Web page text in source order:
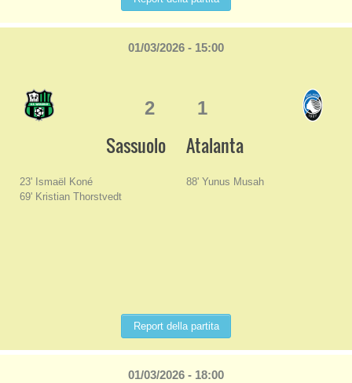
01/03/2026 - 15:00
2
Sassuolo
23' Ismaël Koné
69' Kristian Thorstvedt
1
Atalanta
88' Yunus Musah
Report della partita
01/03/2026 - 18:00